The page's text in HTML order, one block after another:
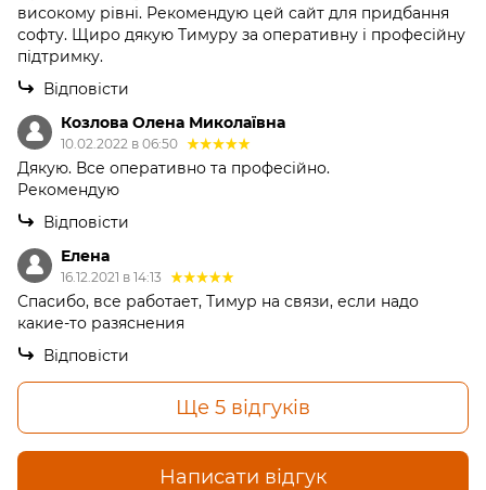
високому рівні. Рекомендую цей сайт для придбання
софту. Щиро дякую Тимуру за оперативну і професійну
підтримку.
Відповісти
Козлова Олена Миколаївна
10.02.2022 в 06:50
Дякую. Все оперативно та професійно.
Рекомендую
Відповісти
Елена
16.12.2021 в 14:13
Спасибо, все работает, Тимур на связи, если надо
какие-то разяснения
Відповісти
Ще 5 відгуків
Написати відгук